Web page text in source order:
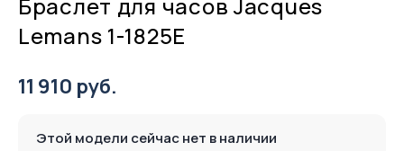
Lemans 1-1825E
11 910 руб.
Этой модели сейчас нет в наличии